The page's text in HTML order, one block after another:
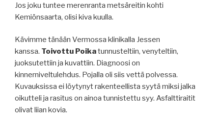
Jos joku tuntee merenranta metsäreitin kohti
Kemiönsaarta, olisi kiva kuulla.
Kävimme tänään Vermossa klinikalla Jessen
kanssa. Toivottu Poikatunnusteltiin, venyteltiin,
juoksutettiin ja kuvattiin. Diagnoosi on
kinnerniveltulehdus. Pojalla oli siis vettä polvessa.
Kuvauksissa ei löytynyt rakenteellista syytä miksi jalka
oikutteli ja rasitus on ainoa tunnistettu syy. Asfalttiraitit
olivat liian kovia.